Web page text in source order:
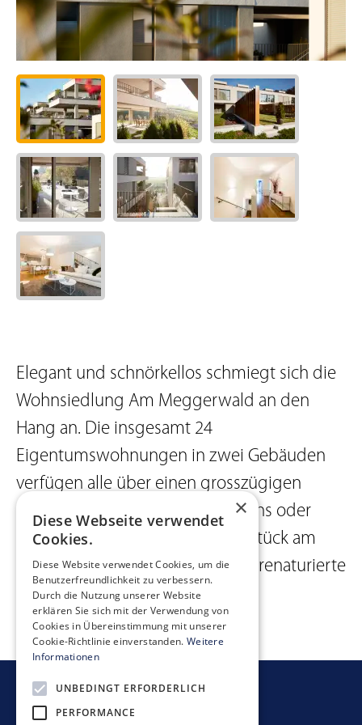
Elegant und schnörkellos schmiegt sich die
Wohnsiedlung Am Meggerwald an den
Hang an. Die insgesamt 24
Eigentumswohnungen in zwei Gebäuden
verfügen alle über einen grosszügigen
Aussenraum in Form eines Balkons oder
eines Gartens. Durch das Grundstück am
Rand der Stadt Luzern fliesst der renaturierte
Büttenenbach.
Newsletter bestellen
×
Diese Webseite verwendet
Cookies.
Diese Website verwendet Cookies, um die
Benutzerfreundlichkeit zu verbessern.
Durch die Nutzung unserer Website
erklären Sie sich mit der Verwendung von
Cookies in Übereinstimmung mit unserer
Cookie-Richtlinie einverstanden. Weitere
Informationen
UNBEDINGT ERFORDERLICH
PERFORMANCE